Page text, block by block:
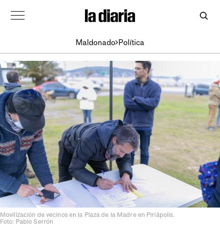
Maldonado Política
Movilización de vecinos en la Plaza de la Madre en Piriápolis.
Foto: Pablo Serrón